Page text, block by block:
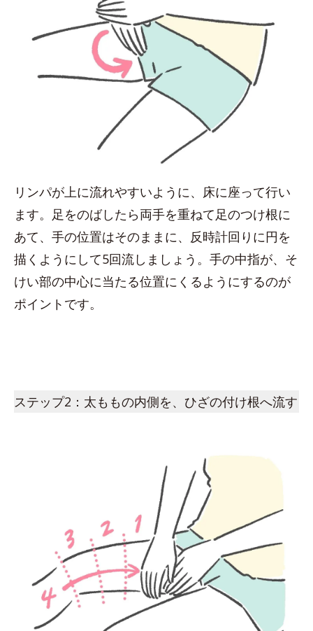
リンパが上に流れやすいように、床に座って行い
ます。足をのばしたら両手を重ねて足のつけ根に
あて、手の位置はそのままに、反時計回りに円を
描くようにして5回流しましょう。手の中指が、そ
けい部の中心に当たる位置にくるようにするのが
ポイントです。
ステップ2：太ももの内側を、ひざの付け根へ流す